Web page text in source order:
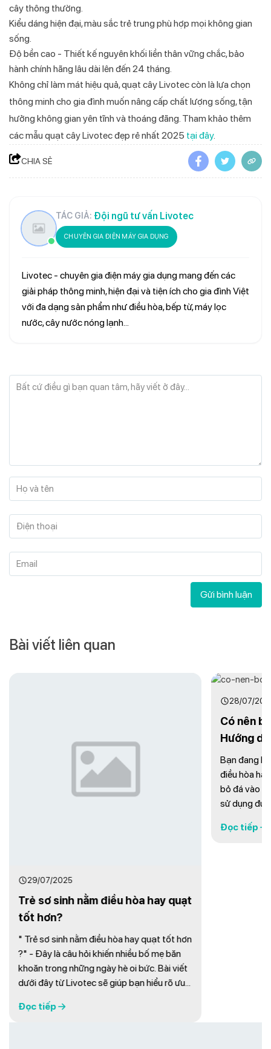
cây thông thường.
Kiểu dáng hiện đại, màu sắc trẻ trung phù hợp mọi không gian
sống.
Độ bền cao - Thiết kế nguyên khối liền thân vững chắc, bảo
hành chính hãng lâu dài lên đến 24 tháng.
Không chỉ làm mát hiệu quả, quạt cây Livotec còn là lựa chọn
thông minh cho gia đình muốn nâng cấp chất lượng sống, tận
hưởng không gian yên tĩnh và thoáng đãng. Tham khảo thêm
các mẫu quạt cây Livotec đẹp rẻ nhất 2025 tại đây.
CHIA SẺ
TÁC GIẢ: Đội ngũ tư vấn Livotec
CHUYÊN GIA ĐIỆN MÁY GIA DỤNG
Livotec - chuyên gia điện máy gia dụng mang đến các
giải pháp thông minh, hiện đại và tiện ích cho gia đình Việt
với đa dạng sản phẩm như điều hòa, bếp từ, máy lọc
nước, cây nước nóng lạnh...
Bất cứ điều gì bạn quan tâm, hãy viết ở đây...
Họ và tên
Điện thoại
Email
Gửi bình luận
Bài viết liên quan
29/07/2025
Trẻ sơ sinh nằm điều hòa hay quạt
tốt hơn?
" Trẻ sơ sinh nằm điều hòa hay quạt tốt hơn
?" - Đây là câu hỏi khiến nhiều bố mẹ băn
khoăn trong những ngày hè oi bức. Bài viết
dưới đây từ Livotec sẽ giúp bạn hiểu rõ ưu
có lựa chọn lý tưởng nhất cho giấc ngủ và
Đọc tiếp
Có nên